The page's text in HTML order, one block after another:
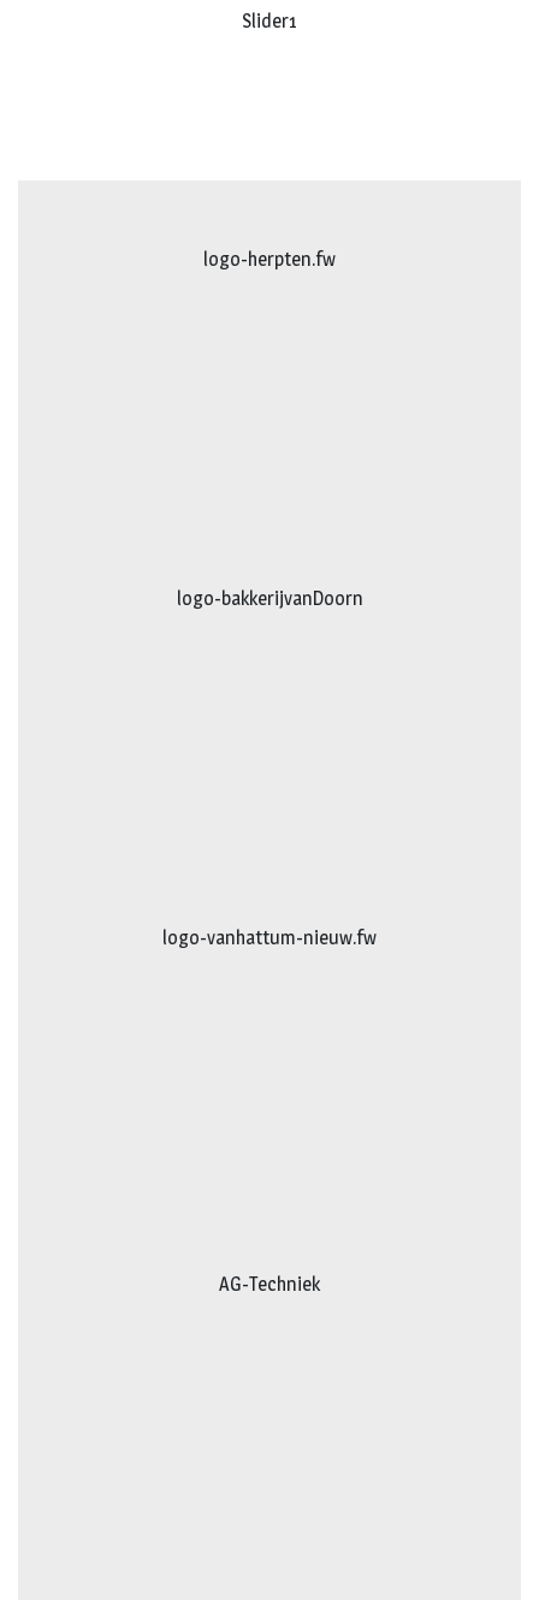
Slider1
logo-herpten.fw
logo-bakkerijvanDoorn
logo-vanhattum-nieuw.fw
AG-Techniek